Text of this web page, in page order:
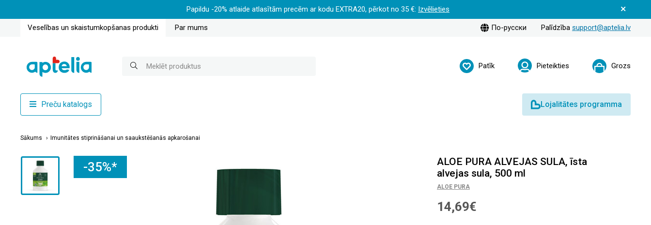
Papildu -20% atlaide atlasītām precēm ar kodu EXTRA20, pērkot no 35 €: Izvēlieties
Veselības un skaistumkopšanas produkti Par mums По-русски Palīdzība support@aptelia.lv
Patīk Pieteikties Grozs
Preču katalogs Lojalitātes programma
Sākums Imunitātes stiprināšanai un saaukstēšanās apkarošanai
-35%*
ALOE PURA ALVEJAS SULA, īsta
alvejas sula, 500 ml
ALOE PURA
14,69€